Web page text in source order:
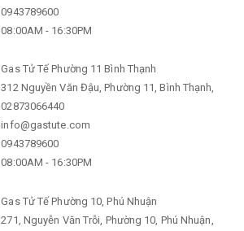
0943789600
08:00AM - 16:30PM
Gas Tử Tế Phường 11 Bình Thạnh
312 Nguyền Văn Đậu, Phường 11, Bình Thạnh,
02873066440
info@gastute.com
0943789600
08:00AM - 16:30PM
Gas Tử Tế Phường 10, Phú Nhuận
271, Nguyễn Văn Trỗi, Phường 10, Phú Nhuận,